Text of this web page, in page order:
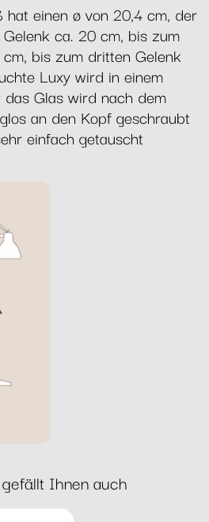
einen ø von 20,4 cm, der
ca. 20 cm, bis zum
bis zum dritten Gelenk
Luxy wird in einem
Glas wird nach dem
an den Kopf geschraubt
einfach getauscht
Ihnen auch